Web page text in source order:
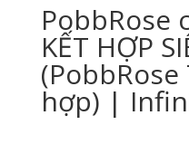
PobbRose
KẾT HỢP
hợp) |